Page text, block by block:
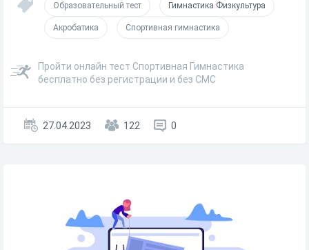
Образовательный тест Гимнастика Физкультура
Акробатика Спортивная гимнастика
Пройти онлайн тест Спортивная Гимнастика
бесплатно без регистрации и без СМС
27.04.2023 122 0